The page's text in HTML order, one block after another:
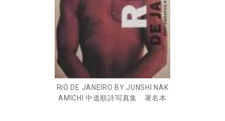
RIO DE JANEIRO BY JUNSHI NAK
AMICHI 中道順詩写真集 署名本